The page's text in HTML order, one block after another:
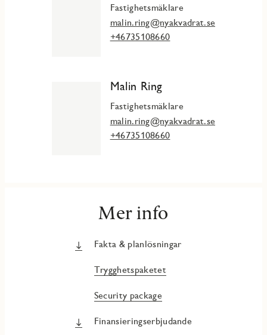
erbjuder både sittplatser, cykelförvaring och ett privat
övernattningsrum för gäster till de boende.
Fastighetsmäklare
malin.ring@nyakvadrat.se
+46735108660
Malin Ring
Fastighetsmäklare
malin.ring@nyakvadrat.se
+46735108660
Mer info
Fakta & planlösningar
Trygghetspaketet
Security package
Finansieringserbjudande